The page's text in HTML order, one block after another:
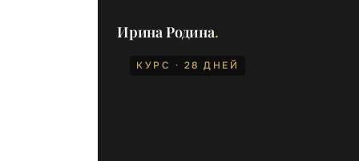
Ирина Родина.
КУРС · 28 ДНЕЙ